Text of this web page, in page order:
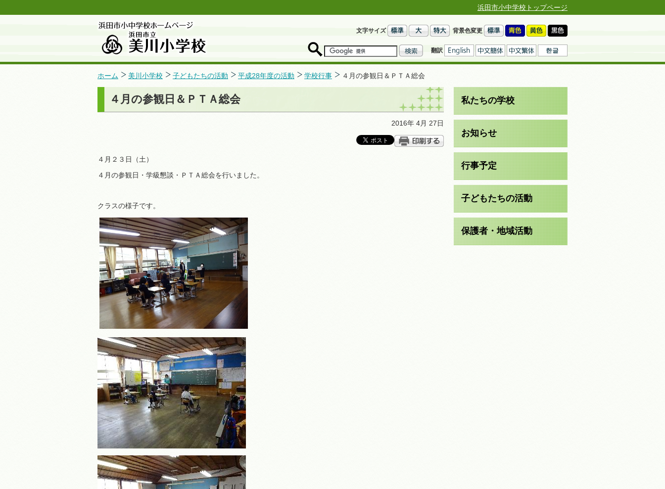
浜田市小中学校トップページ
文字サイズ 背景色変更
翻訳
ホーム 美川小学校 子どもたちの活動 平成28年度の活動 学校行事 ４月の参観日＆ＰＴＡ総会
４月の参観日＆ＰＴＡ総会
2016年 4月 27日
４月２３日（土）
４月の参観日・学級懇談・ＰＴＡ総会を行いました。
クラスの様子です。
私たちの学校
お知らせ
行事予定
子どもたちの活動
保護者・地域活動